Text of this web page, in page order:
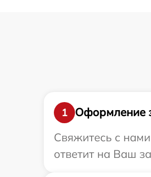
1
Оформление
Свяжитесь с
ответит на Ваш